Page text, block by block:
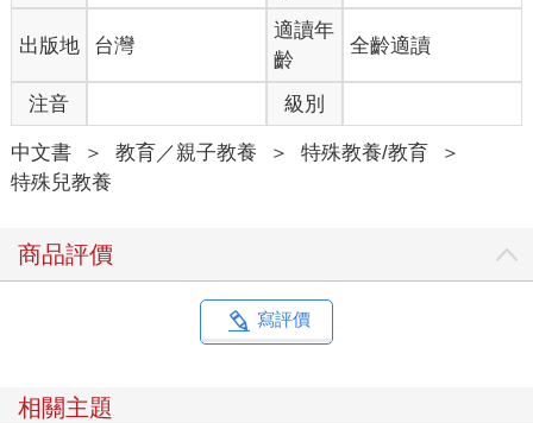
出版地 台灣
適讀年
齡
全齡適讀
注音 級別
中文書 ＞ 教育／親子教養 ＞ 特殊教養/教育
＞
特殊兒教養
商品評價
寫評價
相關主題